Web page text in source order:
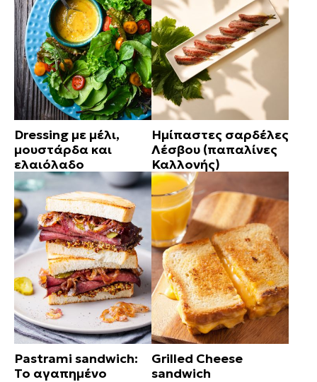
Dressing με μέλι,
μουστάρδα και
ελαιόλαδο
Ημίπαστες σαρδέλες
Λέσβου (παπαλίνες
Καλλονής)
Pastrami sandwich:
Το αγαπημένο
Grilled Cheese
sandwich